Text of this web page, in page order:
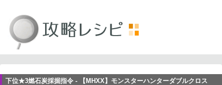
下位★3燃石炭採掘指令 - 【MHXX】モンスターハンターダブルクロス